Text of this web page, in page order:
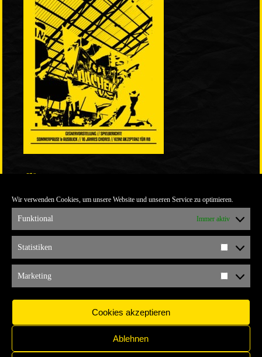
Wir verwenden Cookies, um unsere Website und unseren Service zu optimieren.
Funktional Immer aktiv
Statistiken
Marketing
Cookies akzeptieren
Ablehnen
ULTRABLOG DER YELLOW CONNECTION
ALEMANNIA VERKAUFT MAN NICHT
ARCHIV
ARCHIV